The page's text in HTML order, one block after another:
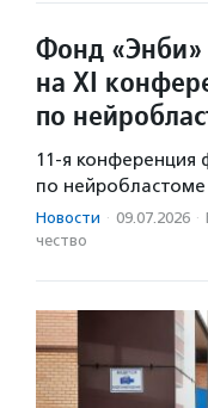
Фонд «Энби»
на XI
по
11-я конференция
по
Новости · 09.07.2026 ·
чест­во